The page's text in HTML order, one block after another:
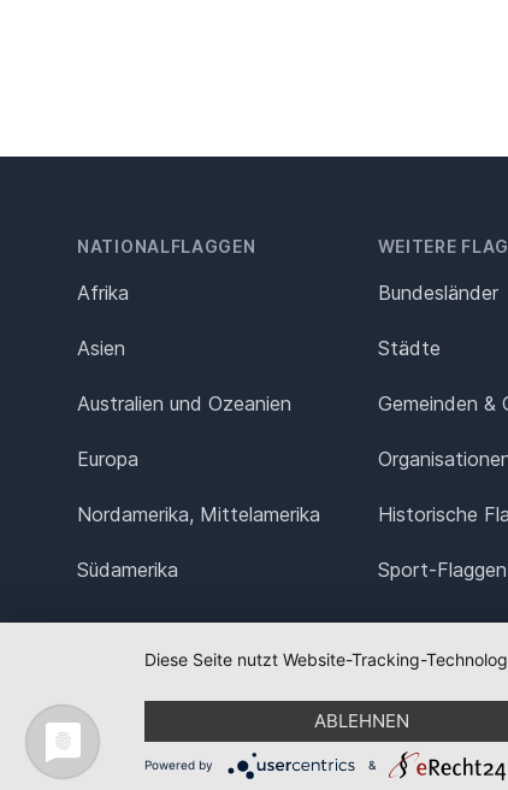
NATIONALFLAGGEN
Afrika
Asien
Australien und Ozeanien
Europa
Nordamerika, Mittelamerika
Südamerika
WEITERE
Bundesländer
Städte
Gemeinden &
Historische
Sport-Flaggen
Diese Seite nutzt Website-Tracking-
ABLEHNEN
Powered by &